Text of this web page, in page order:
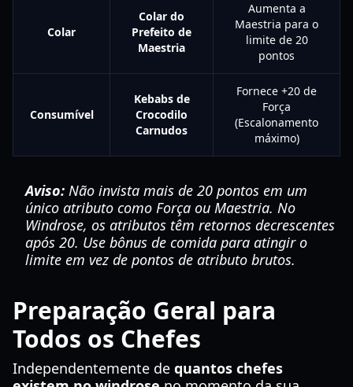
Colar
Colar do
Prefeito de
Maestria
Aumenta a
Maestria para o
limite de 20
pontos
Consumível
Kebabs de
Crocodilo
Carnudos
Fornece +20 de
Força
(Escalonamento
máximo)
Aviso: Não invista mais de 20 pontos em um
único atributo como Força ou Maestria. No
Windrose, os atributos têm retornos decrescentes
após 20. Use bônus de comida para atingir o
limite em vez de pontos de atributo brutos.
Preparação Geral para
Todos os Chefes
Independentemente de quantos chefes